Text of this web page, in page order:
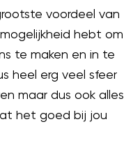
voordeel van
hebt om
te maken en in te
heel erg veel sfeer
maar dus ook alles
het goed bij jou